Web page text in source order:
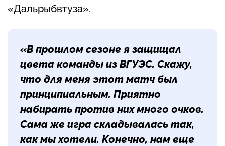
«Дальрыбвтуза».
«В прошлом сезоне я защищал
цвета команды из ВГУЭС. Скажу,
что для меня этот матч был
принципиальным. Приятно
набирать против них много очков.
Сама же игра складывалась так,
как мы хотели. Конечно, нам еще